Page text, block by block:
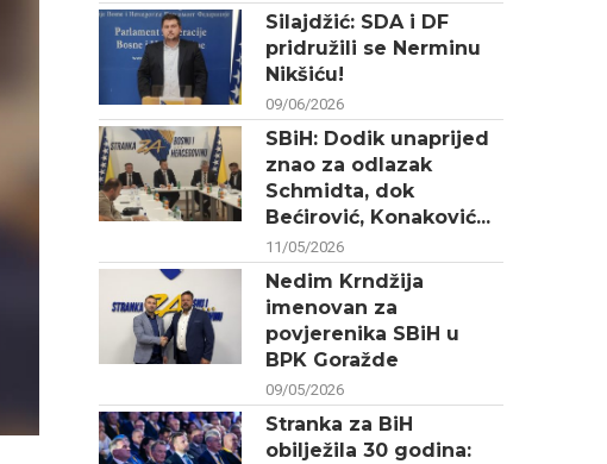
Silajdžić: SDA i DF
pridružili se Nerminu
Nikšiću!
09/06/2026
SBiH: Dodik unaprijed
znao za odlazak
Schmidta, dok
Bećirović, Konaković...
11/05/2026
Nedim Krndžija
imenovan za
povjerenika SBiH u
BPK Goražde
09/05/2026
Stranka za BiH
obilježila 30 godina: